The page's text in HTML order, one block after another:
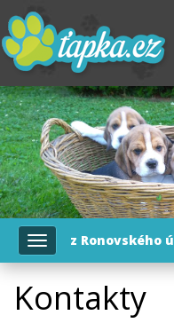
Toggle
navigation
z Ronovského
Kontakty